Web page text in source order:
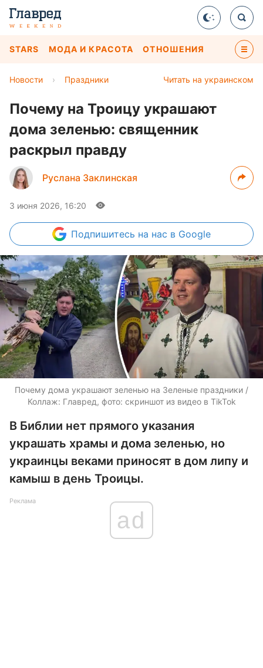
STARS МОДА И КРАСОТА ОТНОШЕНИЯ
Читать на украинском
Новости › Праздники
Почему на Троицу украшают
дома зеленью: священник
раскрыл правду
Руслана Заклинская
3 июня 2026, 16:20
Подпишитесь на нас в Google
Почему дома украшают зеленью на Зеленые праздники /
Коллаж: Главред, фото: скриншот из видео в TikTok
В Библии нет прямого указания
украшать храмы и дома зеленью, но
украинцы веками приносят в дом липу и
камыш в день Троицы.
Реклама
ad